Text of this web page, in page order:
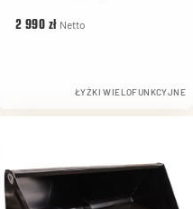
2 990 zł Netto
ŁYŻKI WIELOFUNKCYJNE